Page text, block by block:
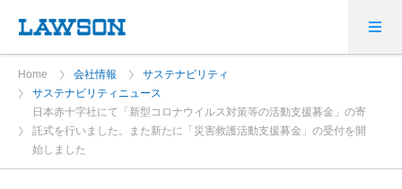
Home 会社情報
サステナビリティ
サステナビリティニュース
日本赤十字社にて「新型コロナウイルス対策等の活動支援募金」の寄
託式を行いました。また新たに「災害救護活動支援募金」の受付を開
始しました